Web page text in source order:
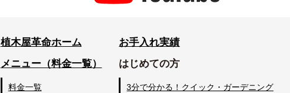
植木屋革命ホーム
メニュー（料金一覧）
料金一覧
お手入れ実績
はじめての方
3分で分かる！クイック・ガーデニング